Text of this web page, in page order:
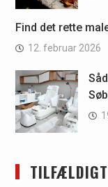
Find det rette
12. februar 2026